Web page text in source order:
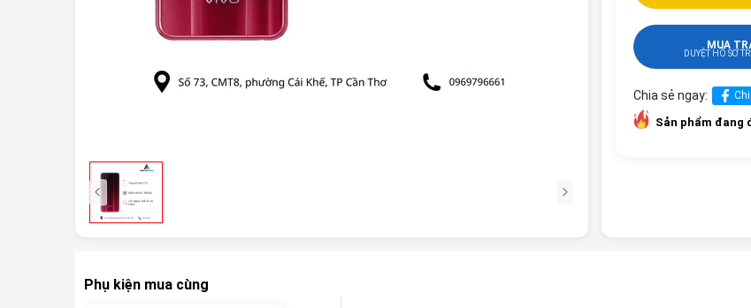
MUA
DUYỆT HỒ SƠ
Chia sẻ ngay:
Sản phẩm đang
Phụ kiện mua cùng